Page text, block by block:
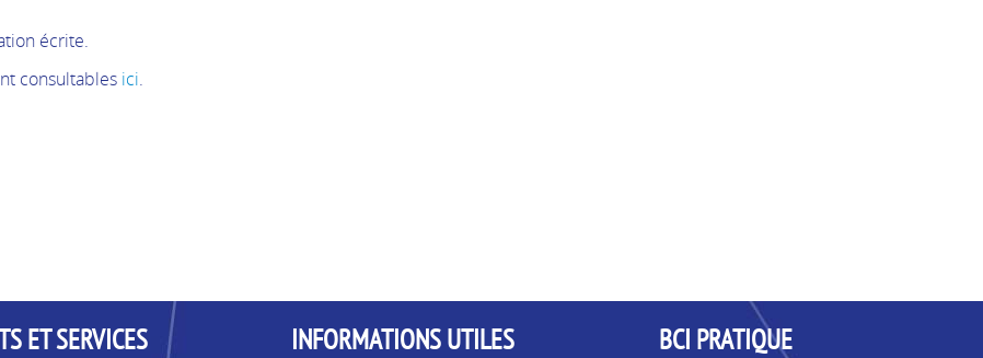
écrite.
consultables ici.
ET SERVICES INFORMATIONS UTILES BCI PRATIQUE